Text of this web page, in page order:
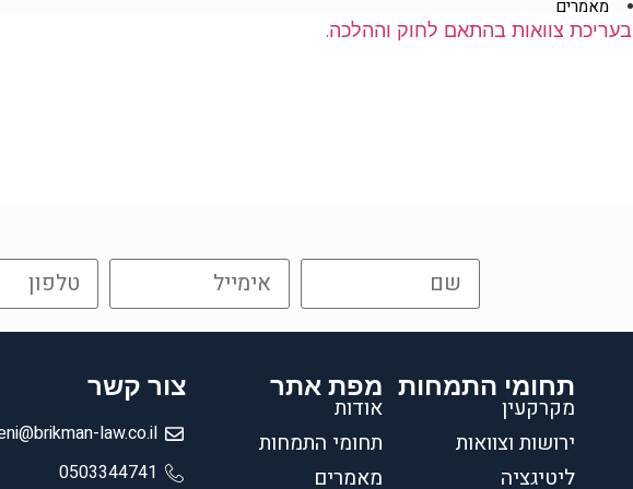
מאמרים
אודות
בעריכת צוואות בהתאם לחוק וההלכה.
תחומי התמחות
מקרקעין
ירושות וצוואות
ליטיגציה
מפת אתר
אודות
תחומי התמחות
מאמרים
צור קשר
law.co.il
0503344741